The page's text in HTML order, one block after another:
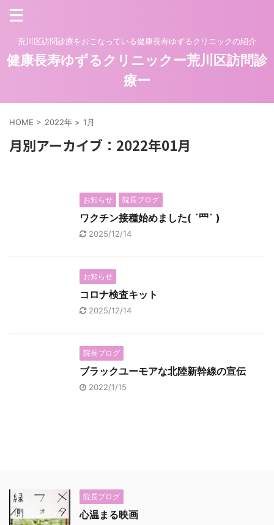
荒川区訪問診療をおこなっている健康長寿ゆずるクリニックの紹介
健康長寿ゆずるクリニックー荒川区訪問診
療ー
HOME > 2022年 > 1月
月別アーカイブ：2022年01月
お知らせ 院長ブログ
ワクチン接種始めました( ´罒` )
2025/12/14
お知らせ
コロナ検査キット
2025/12/14
院長ブログ
ブラックユーモアな北陸新幹線の宣伝
2022/1/15
院長ブログ
心温まる映画